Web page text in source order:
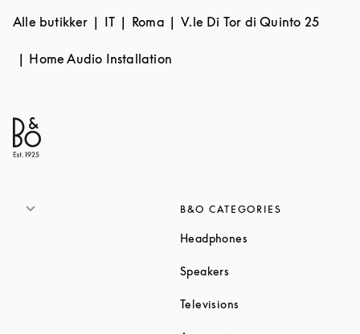
Alle butikker IT Roma V.le Di Tor di Quinto 25
Home Audio Installation
B&O CATEGORIES
Headphones
Speakers
Televisions